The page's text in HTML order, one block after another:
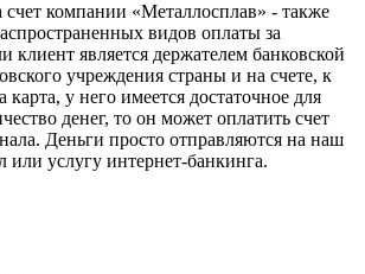
компании «Металлосплав» - также
видов оплаты за
клиент является держателем банковской
учреждения страны и на счете, к
карта, у него имеется достаточное для
денег, то он может оплатить счет
Деньги просто отправляются на наш
или услугу интернет-банкинга.